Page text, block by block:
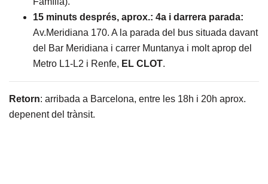
15 minuts després, aprox.: 4a i darrera parada:
Av.Meridiana 170. A la parada del bus situada davant
del Bar Meridiana i carrer Muntanya i molt aprop del
Metro L1-L2 i Renfe, EL CLOT.
Retorn: arribada a Barcelona, entre les 18h i 20h aprox.
depenent del trànsit.